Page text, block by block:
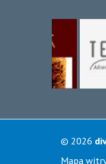
© 2026
Mapa